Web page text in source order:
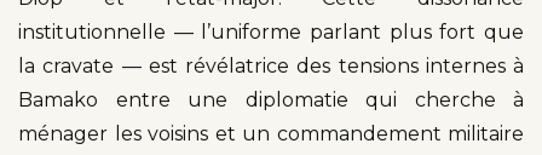
institutionnelle — l’uniforme parlant plus fort que
la cravate — est révélatrice des tensions internes à
Bamako entre une diplomatie qui cherche à
ménager les voisins et un commandement militaire